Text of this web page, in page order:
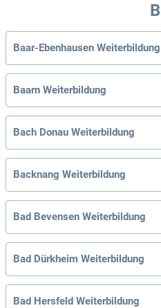
B
Baar-Ebenhausen Weiterbildung
Baarn Weiterbildung
Bach Donau Weiterbildung
Backnang Weiterbildung
Bad Bevensen Weiterbildung
Bad Dürkheim Weiterbildung
Bad Hersfeld Weiterbildung